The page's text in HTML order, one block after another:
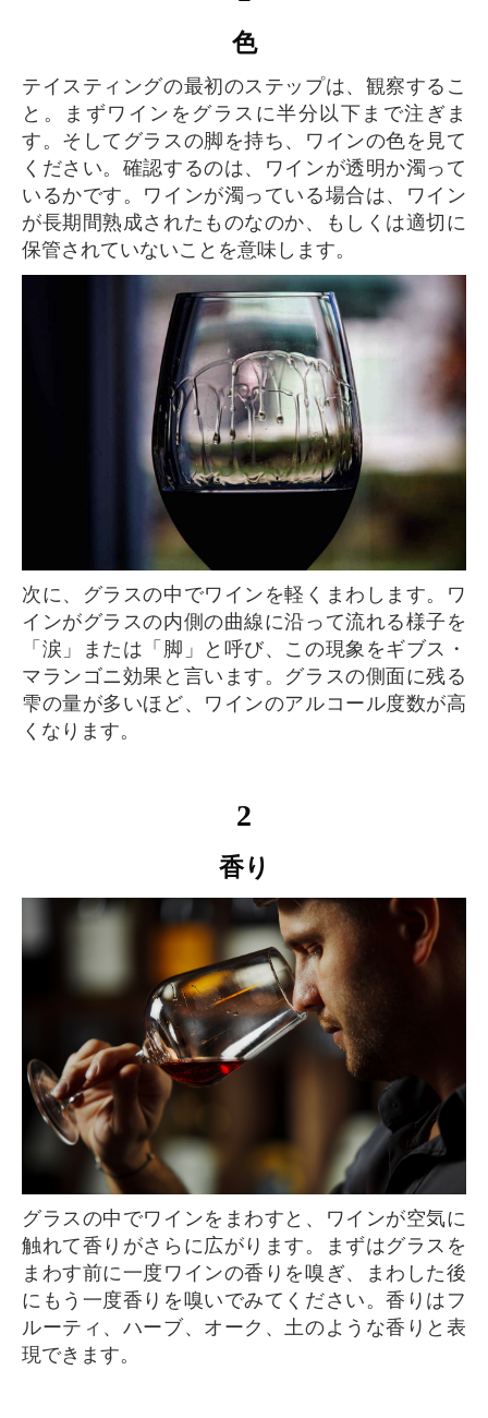
色
テイスティングの最初のステップは、観察するこ
と。まずワインをグラスに半分以下まで注ぎま
す。そしてグラスの脚を持ち、ワインの色を見て
ください。確認するのは、ワインが透明か濁って
いるかです。ワインが濁っている場合は、ワイン
が長期間熟成されたものなのか、もしくは適切に
保管されていないことを意味します。
次に、グラスの中でワインを軽くまわします。ワ
インがグラスの内側の曲線に沿って流れる様子を
「涙」または「脚」と呼び、この現象をギブス・
マランゴニ効果と言います。グラスの側面に残る
雫の量が多いほど、ワインのアルコール度数が高
くなります。
2
香り
グラスの中でワインをまわすと、ワインが空気に
触れて香りがさらに広がります。まずはグラスを
まわす前に一度ワインの香りを嗅ぎ、まわした後
にもう一度香りを嗅いでみてください。香りはフ
ルーティ、ハーブ、オーク、土のような香りと表
現できます。